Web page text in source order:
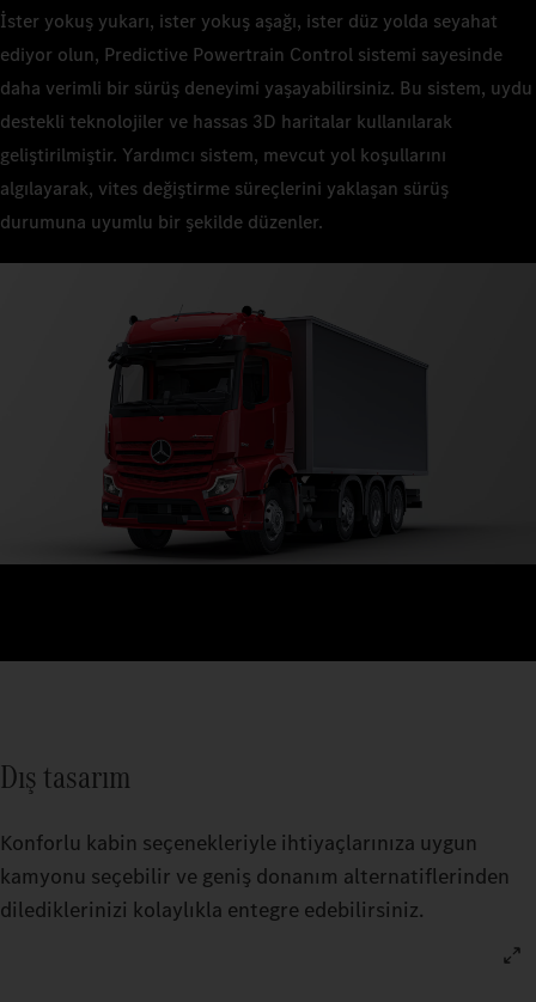
İster yokuş yukarı, ister yokuş aşağı, ister düz yolda seyahat
ediyor olun, Predictive Powertrain Control sistemi sayesinde
daha verimli bir sürüş deneyimi yaşayabilirsiniz. Bu sistem, uydu
destekli teknolojiler ve hassas 3D haritalar kullanılarak
geliştirilmiştir. Yardımcı sistem, mevcut yol koşullarını
algılayarak, vites değiştirme süreçlerini yaklaşan sürüş
durumuna uyumlu bir şekilde düzenler.
Dış tasarım
Konforlu kabin seçenekleriyle ihtiyaçlarınıza uygun
kamyonu seçebilir ve geniş donanım alternatiflerinden
dilediklerinizi kolaylıkla entegre edebilirsiniz.